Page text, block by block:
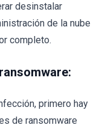
desinstalar
de la nube
completo.
primero hay
de ransomware